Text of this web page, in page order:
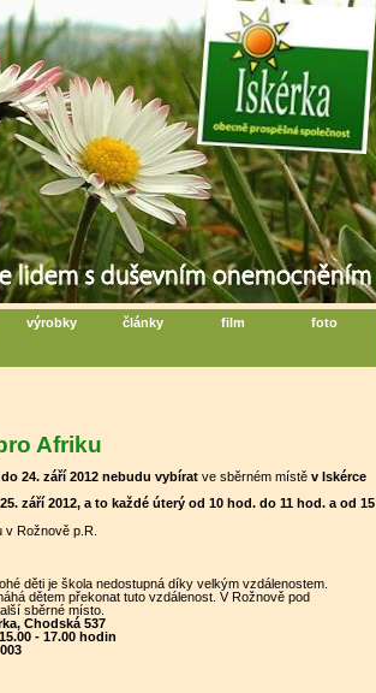
Radhoštěm
výrobky články film
foto
Afriku
24. září 2012 nebudu vybírat ve sběrném místě v Iskérce
září 2012, a to každé úterý od 10 hod. do 11 hod. a od 15
Rožnově p.R.
děti je škola nedostupná díky velkým vzdálenostem.
dětem překonat tuto vzdálenost. V Rožnově pod
sběrné místo.
Chodská 537
- 17.00 hodin